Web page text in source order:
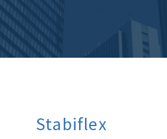
Stabiflex